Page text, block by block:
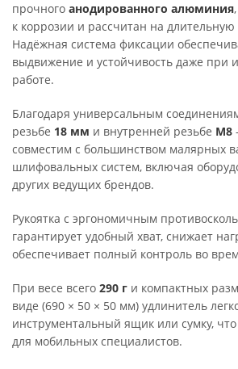
прочного анодированного алюминия
к коррозии и рассчитан на
Надёжная система фиксации
выдвижение и устойчивость даже при
работе.
Благодаря универсальным
резьбе 18 мм и внутренней резьбе М8
совместим с большинством малярных
шлифовальных систем, включая
других ведущих брендов.
Рукоятка с эргономичным
гарантирует удобный хват, снижает
обеспечивает полный контроль во
При весе всего 290 г и компактных
виде (690 × 50 × 50 мм) удлинитель
инструментальный ящик или сумку,
для мобильных специалистов.